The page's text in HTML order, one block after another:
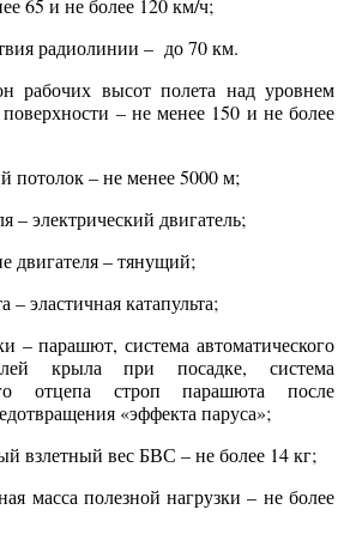
65 и не более 120 км/ч;
радиолинии – до 70 км.
высот полета над уровнем
– не менее 150 и не более
– не менее 5000 м;
электрический двигатель;
– тянущий;
катапульта;
парашют, система автоматического
крыла при посадке, система
отцепа строп парашюта после
«эффекта паруса»;
вес БВС – не более 14 кг;
полезной нагрузки – не более